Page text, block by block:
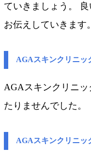
ていきましょう。
お伝えしていきます。
AGAスキンクリニッ
AGAスキンクリニ
たりませんでした。
AGAスキンクリニッ